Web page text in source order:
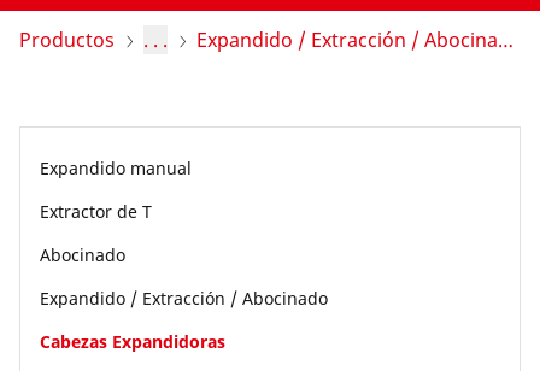
Programa bonus ROTHENBERGER
Búsqueda de distribuidores
Selección de países
Empresa y carrera
Productos . . . Expandido / Extracción / Abocinado
Expandido manual
Extractor de T
Abocinado
Expandido / Extracción / Abocinado
Cabezas Expandidoras